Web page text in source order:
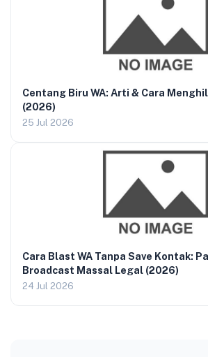
Centang Biru WA: Arti & Cara
(2026)
25 Jul 2026
Cara Blast WA Tanpa Save Kontak:
Broadcast Massal Legal (2026)
24 Jul 2026